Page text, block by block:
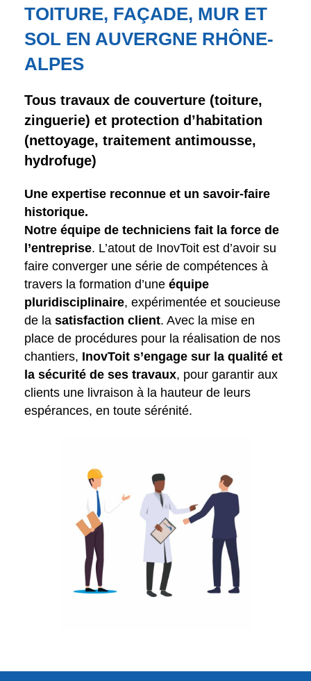
TOITURE, FAÇADE, MUR ET
SOL EN AUVERGNE RHÔNE-
ALPES
Tous travaux de couverture (toiture,
zinguerie) et protection d’habitation
(nettoyage, traitement antimousse,
hydrofuge)
Une expertise reconnue et un savoir-faire
historique.
Notre équipe de techniciens fait la force de
l’entreprise. L’atout de InovToit est d’avoir su
faire converger une série de compétences à
travers la formation d’une équipe
pluridisciplinaire, expérimentée et soucieuse
de la satisfaction client. Avec la mise en
place de procédures pour la réalisation de nos
chantiers, InovToit s’engage sur la qualité et
la sécurité de ses travaux, pour garantir aux
clients une livraison à la hauteur de leurs
espérances, en toute sérénité.